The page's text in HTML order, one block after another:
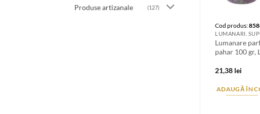
Produse artizanale (127)
Cod produs:
Lumanare
pahar 100 gr,
21,38 lei
ADAUGĂ ÎN